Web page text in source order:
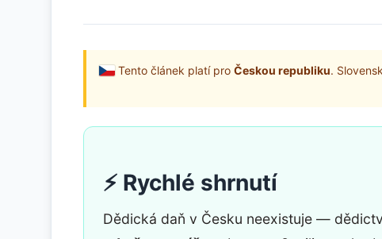
Tento článek platí pro Českou republiku.
⚡ Rychlé shrnutí
Dědická daň v Česku neexistuje —